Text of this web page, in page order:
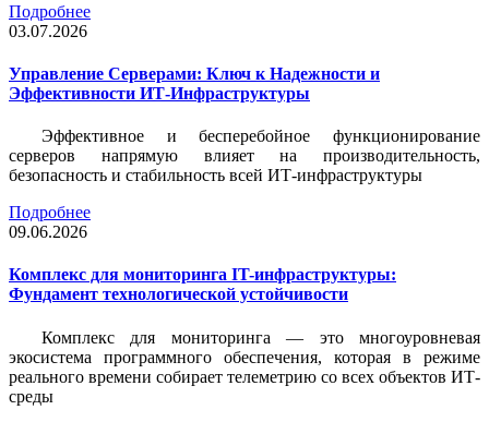
Подробнее
03.07.2026
Управление Серверами: Ключ к Надежности и
Эффективности ИТ-Инфраструктуры
Эффективное и бесперебойное функционирование
серверов напрямую влияет на производительность,
безопасность и стабильность всей ИТ-инфраструктуры
Подробнее
09.06.2026
Комплекс для мониторинга IT-инфраструктуры:
Фундамент технологической устойчивости
Комплекс для мониторинга — это многоуровневая
экосистема программного обеспечения, которая в режиме
реального времени собирает телеметрию со всех объектов ИТ-
среды